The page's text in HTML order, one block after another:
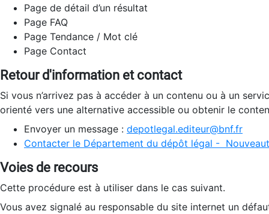
Page de détail d’un résultat
Page FAQ
Page Tendance / Mot clé
Page Contact
Retour d'information et contact
Si vous n’arrivez pas à accéder à un contenu ou à un
orienté vers une alternative accessible ou obtenir le
Envoyer un message : depotlegal.editeur@bnf.fr
Contacter le Département du dépôt légal -
Voies de recours
Cette procédure est à utiliser dans le cas suivant.
Vous avez signalé au responsable du site internet un